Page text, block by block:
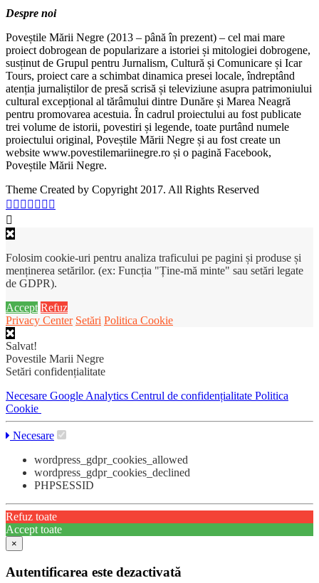
Despre noi
Poveștile Mării Negre (2013 – până în prezent) – cel mai mare
proiect dobrogean de popularizare a istoriei și mitologiei dobrogene,
susținut de Grupul pentru Jurnalism, Cultură și Comunicare și Icar
Tours, proiect care a schimbat dinamica presei locale, îndreptând
atenția jurnaliștilor de presă scrisă și televiziune asupra patrimoniului
cultural excepțional al tărâmului dintre Dunăre și Marea Neagră
pentru promovarea acestuia. În cadrul proiectului au fost publicate
trei volume de istorii, povestiri și legende, toate purtând numele
proiectului original, Poveștile Mării Negre și au fost create un
website www.povestilemariinegre.ro și o pagină Facebook,
Poveștile Mării Negre.
Theme Created by Copyright 2017. All Rights Reserved
Folosim cookie-uri pentru analiza traficului pe pagini și produse și
menținerea setărilor. (ex: Funcția "Ține-mă minte" sau setări legate
de GDPR).
Accept Refuz
Privacy Center Setări Politica Cookie
Salvat!
Povestile Marii Negre
Setări confidențialitate
Necesare Google Analytics Centrul de confidențialitate Politica
Cookie
Necesare
wordpress_gdpr_cookies_allowed
wordpress_gdpr_cookies_declined
PHPSESSID
Refuz toate
Accept toate
×
Autentificarea este dezactivată